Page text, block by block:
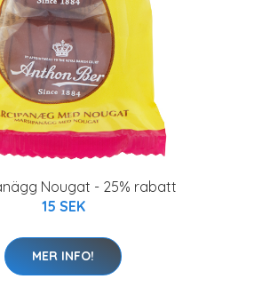
Nougat - 25% rabatt
15 SEK
MER INFO!